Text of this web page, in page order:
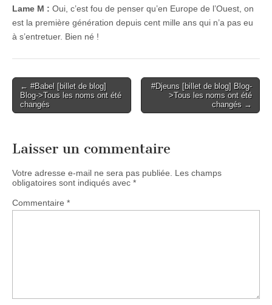
Lame M : Oui, c’est fou de penser qu’en Europe de l’Ouest, on
est la première génération depuis cent mille ans qui n’a pas eu
à s’entretuer. Bien né !
Post
navigation
← #Babel [billet de blog]
Blog->Tous les noms ont été
changés
#Djeuns [billet de blog] Blog-
>Tous les noms ont été
changés →
Laisser un commentaire
Votre adresse e-mail ne sera pas publiée.
Les champs
obligatoires sont indiqués avec *
Commentaire *